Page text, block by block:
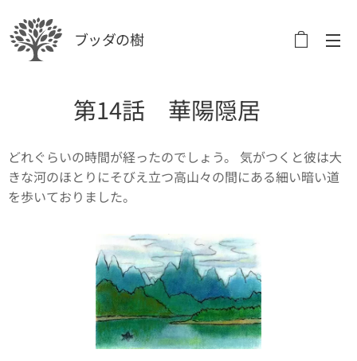
ブッダの樹
第14話 華陽隠居
どれぐらいの時間が経ったのでしょう。 気がつくと彼は大
きな河のほとりにそびえ立つ高山々の間にある細い暗い道
を歩いておりました。